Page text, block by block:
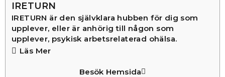
IRETURN
IRETURN är den självklara hubben för dig som
upplever, eller är anhörig till någon som
upplever, psykisk arbetsrelaterad ohälsa.
Besök Hemsida
Läs Mer